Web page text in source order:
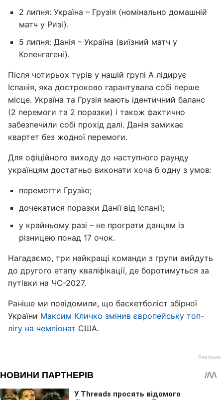
2 липня: Україна – Грузія (номінально домашній
матч у Ризі).
5 липня: Данія – Україна (виїзний матч у
Копенгагені).
Після чотирьох турів у нашій групі А лідирує
Іспанія, яка достроково гарантувала собі перше
місце. Україна та Грузія мають ідентичний баланс
(2 перемоги та 2 поразки) і також фактично
забезпечили собі прохід далі. Данія замикає
квартет без жодної перемоги.
Для офіційного виходу до наступного раунду
українцям достатньо виконати хоча б одну з умов:
перемогти Грузію;
дочекатися поразки Данії від Іспанії;
у крайньому разі – не програти данцям із
різницею понад 17 очок.
Нагадаємо, три найкращі команди з групи вийдуть
до другого етапу кваліфікації, де боротимуться за
путівки на ЧС-2027.
Раніше ми повідомили, що баскетболіст збірної
України Максим Кличко змінив європейську топ-
лігу на чемпіонат США.